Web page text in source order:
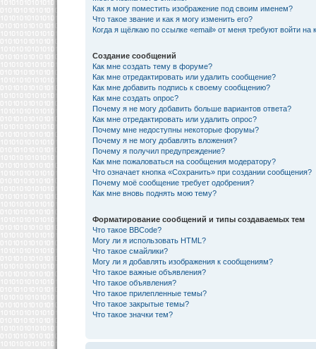
Как я могу поместить изображение под своим именем?
Что такое звание и как я могу изменить его?
Когда я щёлкаю по ссылке «email» от меня требуют войти на
Создание сообщений
Как мне создать тему в форуме?
Как мне отредактировать или удалить сообщение?
Как мне добавить подпись к своему сообщению?
Как мне создать опрос?
Почему я не могу добавить больше вариантов ответа?
Как мне отредактировать или удалить опрос?
Почему мне недоступны некоторые форумы?
Почему я не могу добавлять вложения?
Почему я получил предупреждение?
Как мне пожаловаться на сообщения модератору?
Что означает кнопка «Сохранить» при создании сообщения?
Почему моё сообщение требует одобрения?
Как мне вновь поднять мою тему?
Форматирование сообщений и типы создаваемых тем
Что такое BBCode?
Могу ли я использовать HTML?
Что такое смайлики?
Могу ли я добавлять изображения к сообщениям?
Что такое важные объявления?
Что такое объявления?
Что такое прилепленные темы?
Что такое закрытые темы?
Что такое значки тем?